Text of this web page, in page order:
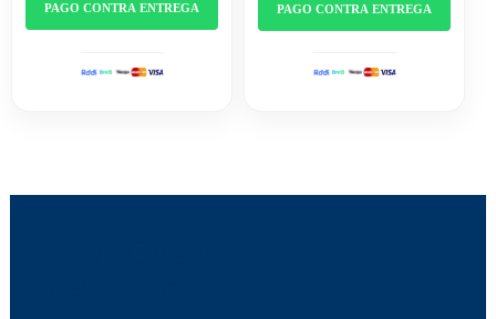
PAGO CONTRA ENTREGA PAGO CONTRA ENTREGA